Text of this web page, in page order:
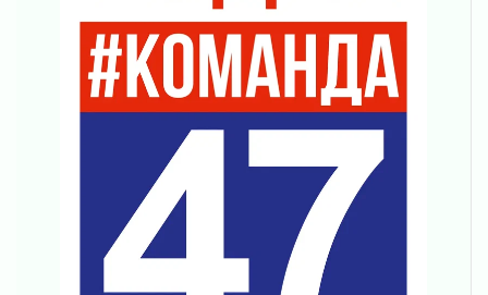
03 августа 2026
Музеи Ленобласти обновляют пространства
03 августа 2026
Новая площадка: 2027
Часть медиков в Ленобласти сможет
рассчитывать на доплату от региона
03 августа 2026
За сутки в Ленинградской области
ликвидировали 10 пожаров